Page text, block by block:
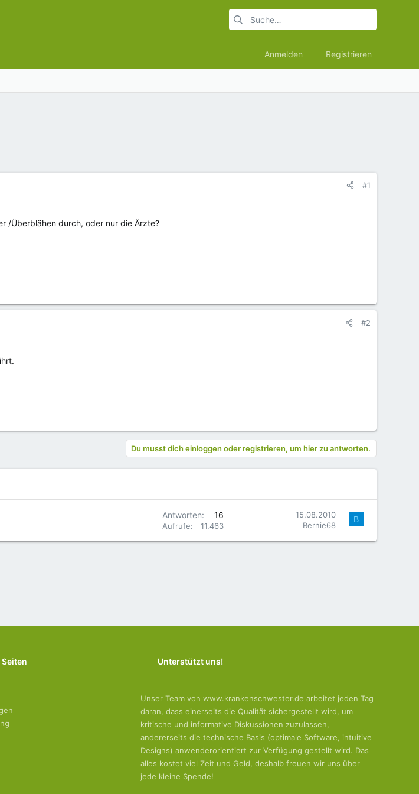
Anmelden Registrieren
#1
/Überblähen durch, oder nur die Ärzte?
#2
Du musst dich einloggen oder registrieren, um hier zu antworten.
Antworten 16
Aufrufe 11.463
15.08.2010
Bernie68
B
Unterstützt uns!
Unser Team von www.krankenschwester.de arbeitet jeden Tag
daran, dass einerseits die Qualität sichergestellt wird, um
kritische und informative Diskussionen zuzulassen,
andererseits die technische Basis (optimale Software, intuitive
Designs) anwenderorientiert zur Verfügung gestellt wird. Das
alles kostet viel Zeit und Geld, deshalb freuen wir uns über
jede kleine Spende!